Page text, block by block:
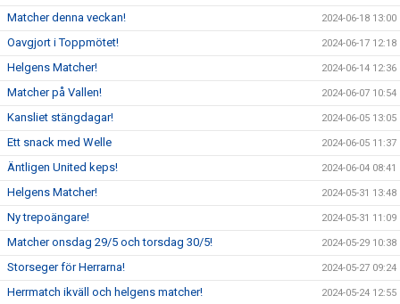
Matcher denna veckan! 2024-06-18 13:00
Oavgjort i Toppmötet! 2024-06-17 12:18
Helgens Matcher! 2024-06-14 12:36
Matcher på Vallen! 2024-06-07 10:54
Kansliet stängdagar! 2024-06-05 13:05
Ett snack med Welle 2024-06-05 11:37
Äntligen United keps! 2024-06-04 08:41
Helgens Matcher! 2024-05-31 13:48
Ny trepoängare! 2024-05-31 11:09
Matcher onsdag 29/5 och torsdag 30/5! 2024-05-29 10:38
Storseger för Herrarna! 2024-05-27 09:24
Herrmatch ikväll och helgens matcher! 2024-05-24 12:55